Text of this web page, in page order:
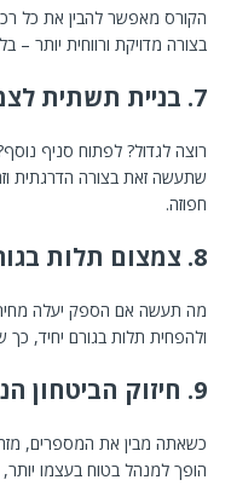
הקורס מאפשר להבין את כל
בצורה מדויקת ורווחית יותר –
7. בניית תשתית לצמיחה בטוחה
רוצה לגדול? לפתוח סניף
שתעשה זאת בצורה הדרגתית
חפוזה.
8. צמצום תלות בגורמים חיצוניים
ולהפחית תלות בגורם יחיד,
9. חיזוק הביטחון הניהולי שלך
כשאתה מבין את המספרים,
הופך למנהל בטוח בעצמו